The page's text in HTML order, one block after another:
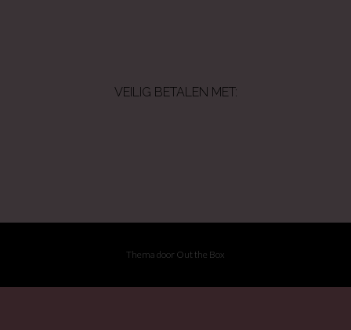
VEILIG BETALEN MET:
Thema door Out the Box